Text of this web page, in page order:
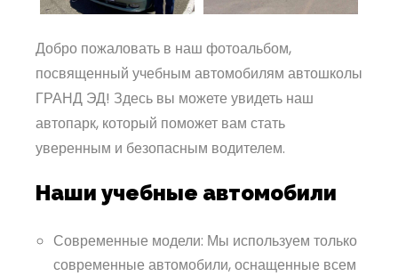
Добро пожаловать в наш фотоальбом,
посвященный учебным автомобилям автошколы
ГРАНД ЭД! Здесь вы можете увидеть наш
автопарк, который поможет вам стать
уверенным и безопасным водителем.
Наши учебные автомобили
Современные модели: Мы используем только
современные автомобили, оснащенные всем